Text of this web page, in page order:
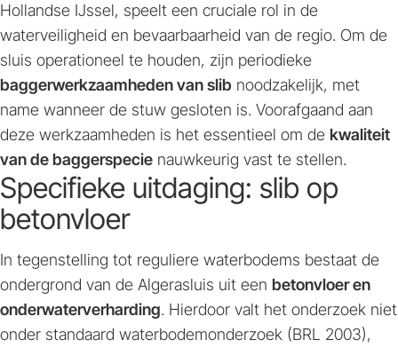
Hollandse IJssel, speelt een cruciale rol in de
waterveiligheid en bevaarbaarheid van de regio. Om de
sluis operationeel te houden, zijn periodieke
baggerwerkzaamheden van slib noodzakelijk, met
name wanneer de stuw gesloten is. Voorafgaand aan
deze werkzaamheden is het essentieel om de kwaliteit
van de baggerspecie nauwkeurig vast te stellen.
Specifieke uitdaging: slib op
betonvloer
In tegenstelling tot reguliere waterbodems bestaat de
ondergrond van de Algerasluis uit een betonvloer en
onderwaterverharding. Hierdoor valt het onderzoek niet
onder standaard waterbodemonderzoek (BRL 2003),